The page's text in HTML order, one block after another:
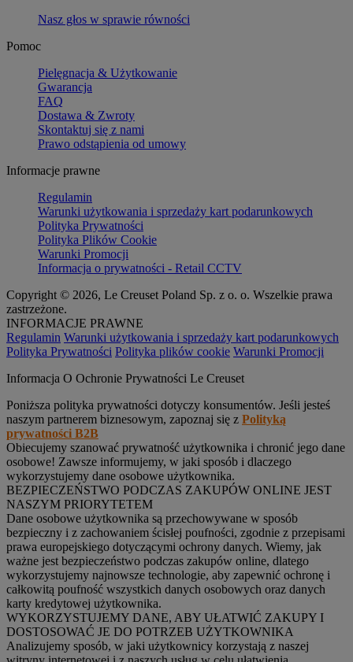
Nasz głos w sprawie równości
Pomoc
Pielęgnacja & Użytkowanie
Gwarancja
FAQ
Dostawa & Zwroty
Skontaktuj się z nami
Prawo odstąpienia od umowy
Informacje prawne
Regulamin
Warunki użytkowania i sprzedaży kart podarunkowych
Polityka Prywatności
Polityka Plików Cookie
Warunki Promocji
Informacja o prywatności - Retail CCTV
Copyright © 2026, Le Creuset Poland Sp. z o. o. Wszelkie prawa
zastrzeżone.
INFORMACJE PRAWNE
Regulamin Warunki użytkowania i sprzedaży kart podarunkowych
Polityka Prywatności Polityka plików cookie Warunki Promocji
Informacja O Ochronie Prywatności Le Creuset
Poniższa polityka prywatności dotyczy konsumentów. Jeśli jesteś
naszym partnerem biznesowym, zapoznaj się z Polityką
prywatności B2B
Obiecujemy szanować prywatność użytkownika i chronić jego dane
osobowe! Zawsze informujemy, w jaki sposób i dlaczego
wykorzystujemy dane osobowe użytkownika.
BEZPIECZEŃSTWO PODCZAS ZAKUPÓW ONLINE JEST
NASZYM PRIORYTETEM
Dane osobowe użytkownika są przechowywane w sposób
bezpieczny i z zachowaniem ścisłej poufności, zgodnie z przepisami
prawa europejskiego dotyczącymi ochrony danych. Wiemy, jak
ważne jest bezpieczeństwo podczas zakupów online, dlatego
wykorzystujemy najnowsze technologie, aby zapewnić ochronę i
całkowitą poufność wszystkich danych osobowych oraz danych
karty kredytowej użytkownika.
WYKORZYSTUJEMY DANE, ABY UŁATWIĆ ZAKUPY I
DOSTOSOWAĆ JE DO POTRZEB UŻYTKOWNIKA
Analizujemy sposób, w jaki użytkownicy korzystają z naszej